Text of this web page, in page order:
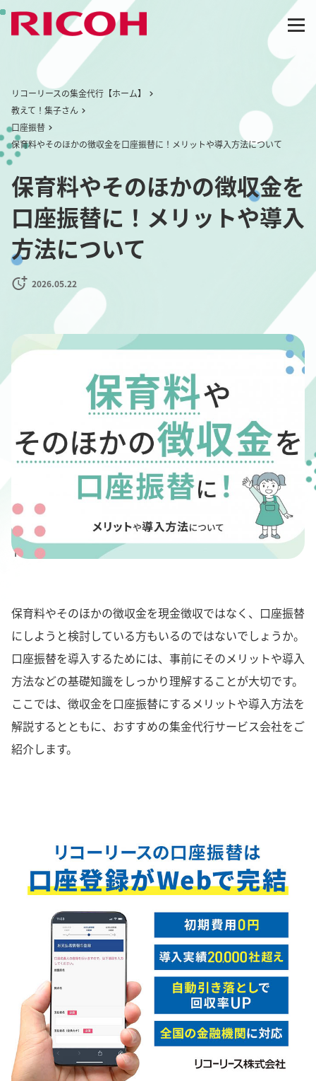
リコーリースの集金代行【ホーム】
教えて！集子さん
口座振替
保育料やそのほかの徴収金を口座振替に！メリットや導入方法について
保育料やそのほかの徴収金を
口座振替に！メリットや導入
方法について
2026.05.22
" alt="保育料やそのほかの徴収金を口座振替に！メリッ
トや導入方法について">
保育料やそのほかの徴収金を現金徴収ではなく、口座振替
にしようと検討している方もいるのではないでしょうか。
口座振替を導入するためには、事前にそのメリットや導入
方法などの基礎知識をしっかり理解することが大切です。
ここでは、徴収金を口座振替にするメリットや導入方法を
解説するとともに、おすすめの集金代行サービス会社をご
紹介します。